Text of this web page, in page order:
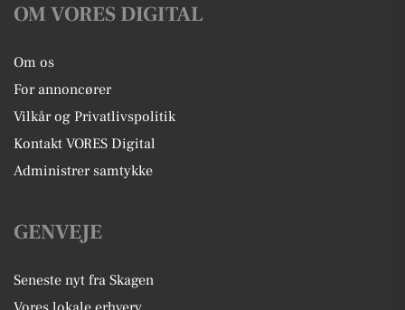
OM VORES DIGITAL
Om os
For annoncører
Vilkår og Privatlivspolitik
Kontakt VORES Digital
Administrer samtykke
GENVEJE
Seneste nyt fra Skagen